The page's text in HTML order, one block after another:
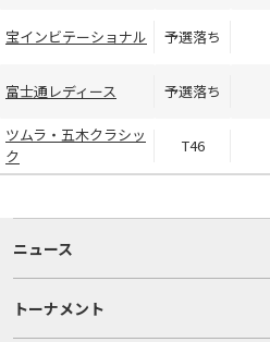
宝インビテーショナル 予選落ち
富士通レディース 予選落ち
ツムラ・五木クラシッ
ク
T46
ニュース
トーナメント